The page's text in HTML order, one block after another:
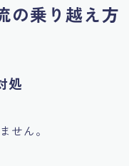
の乗り越え方
処
せん。